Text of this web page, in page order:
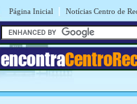
Página Inicial | Notícias Centro de
encontra